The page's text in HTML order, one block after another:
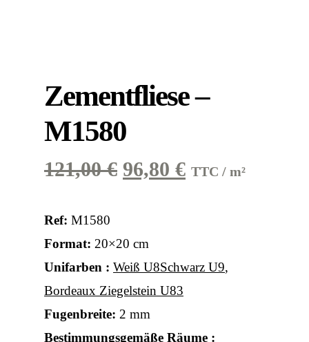
Zementfliese –
M1580
121,00€ Ursprünglicher
96,80 €Aktueller
TTC / m²
Ref: M1580
Format: 20×20 cm
Unifarben : Weiß U8Schwarz U9,
Bordeaux Ziegelstein U83
Fugenbreite: 2 mm
Bestimmungsgemäße Räume :